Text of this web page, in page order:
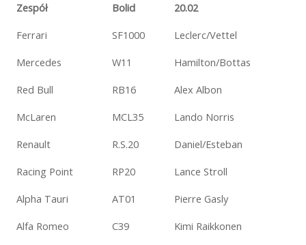
Zespół Bolid
20.02
Ferrari
SF1000
Leclerc/Vettel
Mercedes
W11
Hamilton/Bottas
Red Bull
RB16
Alex Albon
McLaren
MCL35
Lando Norris
Renault
R.S.20
Daniel/Esteban
Racing Point
RP20
Lance Stroll
Alpha Tauri
AT01
Pierre Gasly
Alfa Romeo
C39
Kimi Raikkonen